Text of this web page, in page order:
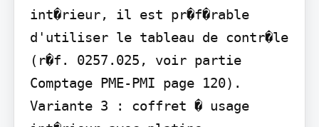
int�rieur, il est pr�f�rable
d'utiliser le tableau de contr�le
(r�f. 0257.025, voir partie
Comptage PME-PMI page 120).
Variante 3 : coffret � usage